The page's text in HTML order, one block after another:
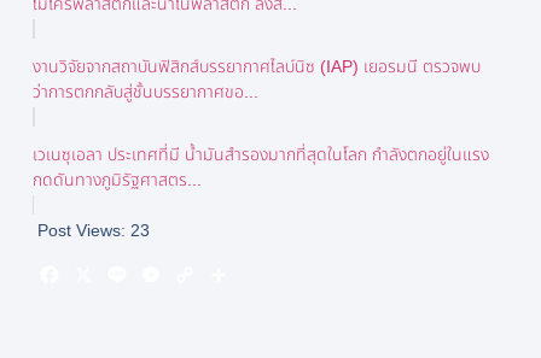
ไมโครพลาสติกและนาโนพลาสติก ลงส...
งานวิจัยจากสถาบันฟิสิกส์บรรยากาศไลบ์นิซ (IAP) เยอรมนี ตรวจพบ
ว่าการตกกลับสู่ชั้นบรรยากาศขอ...
เวเนซุเอลา ประเทศที่มี น้ำมันสำรองมากที่สุดในโลก กำลังตกอยู่ในแรง
กดดันทางภูมิรัฐศาสตร...
Post Views: 23